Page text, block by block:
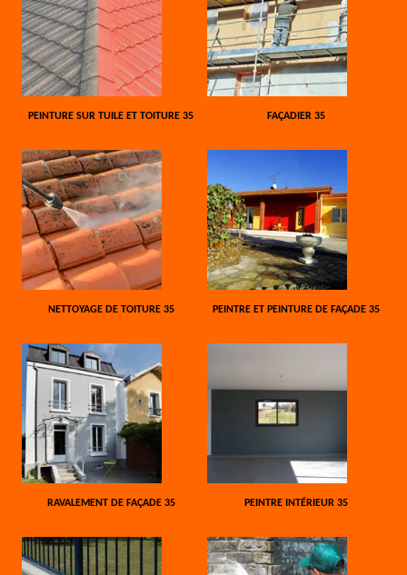
PEINTURE SUR TUILE ET TOITURE 35 FAÇADIER 35
NETTOYAGE DE TOITURE 35 PEINTRE ET PEINTURE DE FAÇADE 35
RAVALEMENT DE FAÇADE 35 PEINTRE INTÉRIEUR 35